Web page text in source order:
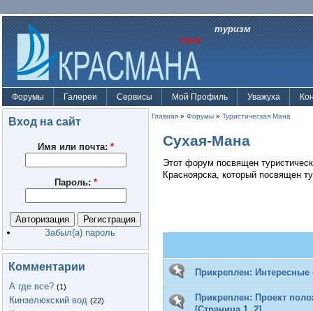
туризм
Форумы Галереи Сервисы Мой Профиль Уважуха
Вход на сайт
Имя или почта: *
Пароль: *
Забыл(а) пароль
Комментарии
А где все? (1)
Кинзелюкский вод (22)
Главная » Форумы » Туристическая Мана
Сухая-Мана
Этот форум посвящен
Красноярска, который посвящен
Прикреплен: Интересные
Прикреплен: Проект